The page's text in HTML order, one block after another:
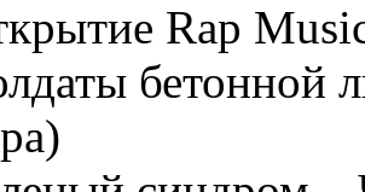
Rap
бетонной